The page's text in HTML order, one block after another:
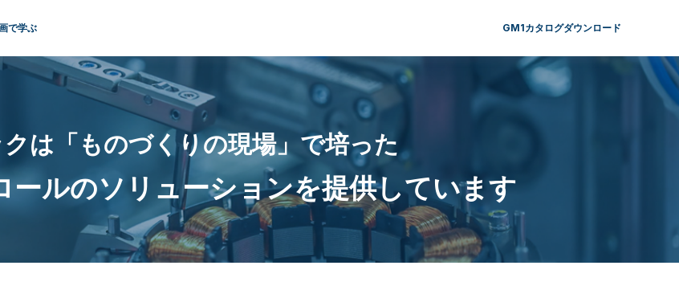
で学ぶ GM1カタログダウンロード
は「ものづくりの現場」で培った
ールのソリューションを提供しています